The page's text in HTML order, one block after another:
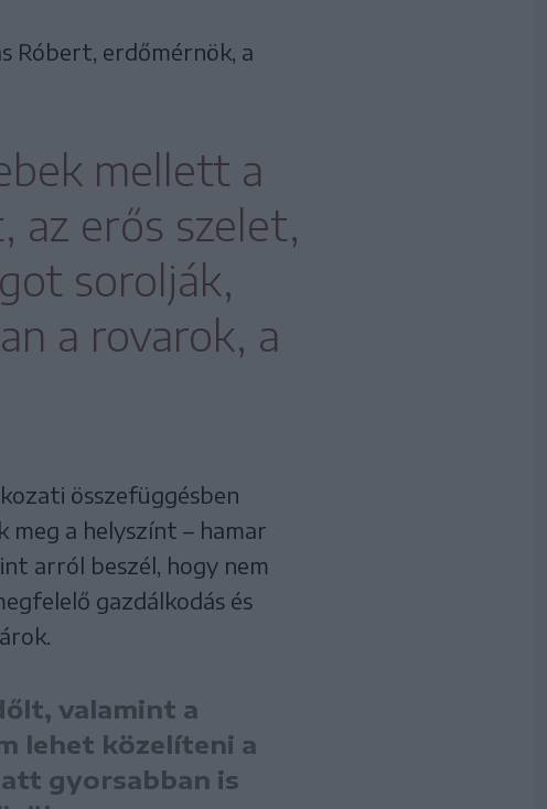
Róbert, erdőmérnök, a
mellett a
az erős szelet,
sorolják,
a rovarok, a
összefüggésben
meg a helyszínt – hamar
arról beszél, hogy nem
gazdálkodás és
valamint a
lehet közelíteni a
gyorsabban is